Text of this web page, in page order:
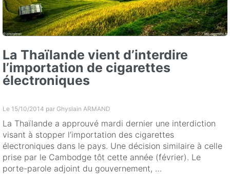
La Thaïlande vient d’interdire
l’importation de cigarettes
électroniques
Le 15/10/2014 par Ghyslain ARMAND
La Thaïlande a approuvé mardi dernier une interdiction
visant à stopper l’importation des cigarettes
électroniques dans le pays. Une décision similaire à celle
prise par le Cambodge tôt cette année (février). Le
porte-parole adjoint du gouvernement, …